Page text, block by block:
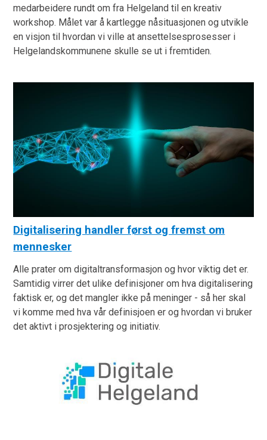
medarbeidere rundt om fra Helgeland til en kreativ
workshop. Målet var å kartlegge nåsituasjonen og utvikle
en visjon til hvordan vi ville at ansettelsesprosesser i
Helgelandskommunene skulle se ut i fremtiden.
Digitalisering handler først og fremst om
mennesker
Alle prater om digitaltransformasjon og hvor viktig det er.
Samtidig virrer det ulike definisjoner om hva digitalisering
faktisk er, og det mangler ikke på meninger - så her skal
vi komme med hva vår definisjoen er og hvordan vi bruker
det aktivt i prosjektering og initiativ.